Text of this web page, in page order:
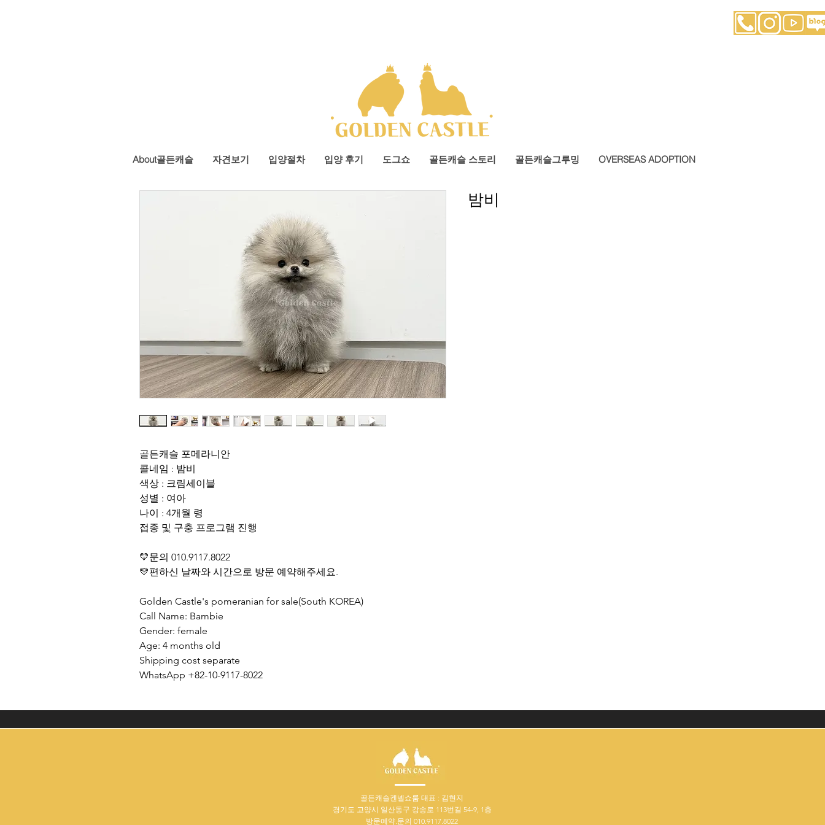
About골든캐슬 자견보기 입양절차 입양 후기 도그쇼 골든캐슬 스토리 골든캐슬그루밍 OVERSEAS ADOPTION
골든캐슬 포메라니안
콜네임 : 밤비
색상 : 크림세이블
성별 : 여아
나이 : 4개월 령
접종 및 구충 프로그램 진행
💛문의 010.9117.8022
💛편하신 날짜와 시간으로 방문 예약해주세요.
Golden Castle's pomeranian for sale(South KOREA)
Call Name: Bambie
Gender: female
Age: 4 months old
Shipping cost separate
WhatsApp +82-10-9117-8022
밤비
골든캐슬켄넬쇼룸 대표 : 김현지
경기도 고양시 일산동구 강송로 113번길 54-9, 1층
방문예약.문의 010.9117.8022